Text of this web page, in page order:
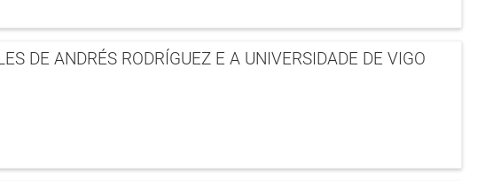
DE ANDRÉS RODRÍGUEZ E A UNIVERSIDADE DE VIGO